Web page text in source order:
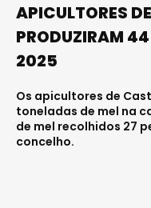
APICULTORES
PRODUZIRAM
2025
Os apicultores de
toneladas de mel na
de mel recolhidos 27
concelho.